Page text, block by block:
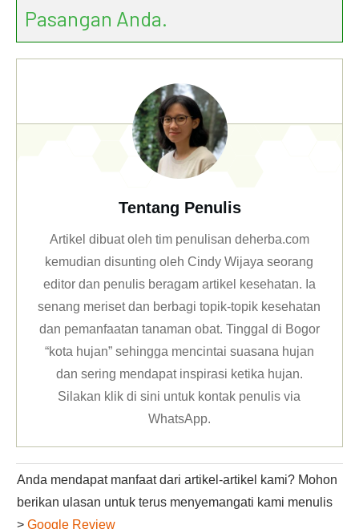
Pasangan Anda.
Tentang Penulis
Artikel dibuat oleh tim penulisan deherba.com
kemudian disunting oleh Cindy Wijaya seorang
editor dan penulis beragam artikel kesehatan. Ia
senang meriset dan berbagi topik-topik kesehatan
dan pemanfaatan tanaman obat. Tinggal di Bogor
“kota hujan” sehingga mencintai suasana hujan
dan sering mendapat inspirasi ketika hujan.
Silakan klikdi sini untuk kontak penulis via
WhatsApp.
Anda mendapat manfaat dari artikel-artikel kami? Mohon
berikan ulasan untuk terus menyemangati kami menulis
> Google Review